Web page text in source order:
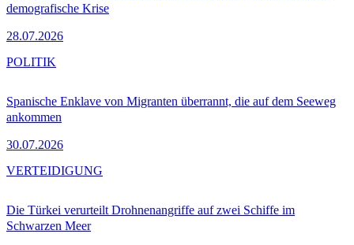
demografische Krise
28.07.2026
Spanische Enklave von Migranten überrannt, die auf dem Seeweg
ankommen
30.07.2026
POLITIK
Die Türkei verurteilt Drohnenangriffe auf zwei Schiffe im
Schwarzen Meer
VERTEIDIGUNG